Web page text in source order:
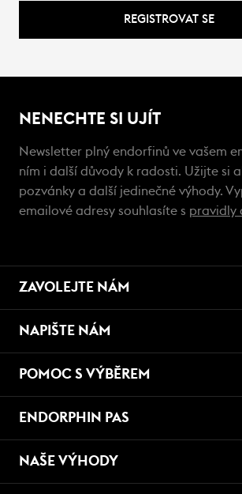
REGISTROVAT SE
NENECHTE SI UJÍT
Newsletter plný endorfinů ve vašem
ním i další důvody k radosti. Užijte si
pozvánky a další jedinečné výhody.
emailové adresy souhlasíte s pravidly
ZAVOLEJTE NÁM
NAPIŠTE NÁM
POMOC S VÝBĚREM
ENDORPHIN PAS
NAŠE VÝHODY